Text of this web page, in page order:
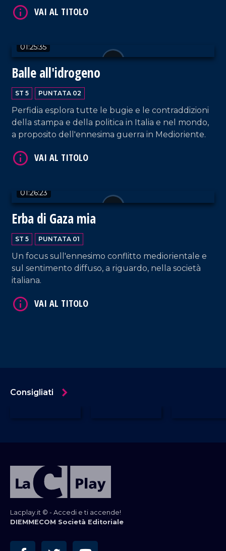
01:25:35
Balle all'idrogeno
ST 5 PUNTATA 02
Perfidia esplora tutte le bugie e le contraddizioni
della stampa e della politica in Italia e nel mondo,
a proposito dell'ennesima guerra in Medioriente.
01:26:23
Erba di Gaza mia
ST 5 PUNTATA 01
Un focus sull'ennesimo conflitto mediorientale e
sul sentimento diffuso, a riguardo, nella società
italiana.
Consigliati
Lacplay.it © - Accedi e ti accende!
DIEMMECOM Società Editoriale